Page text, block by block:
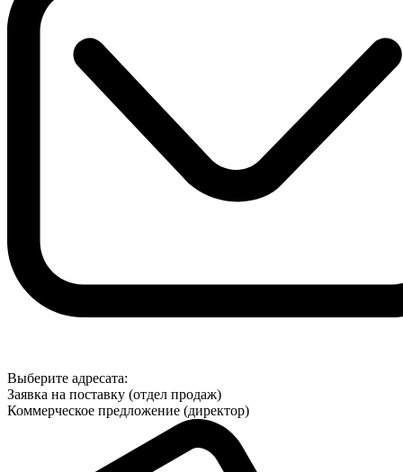
Выберите адресата:
Заявка на поставку (отдел продаж)
Коммерческое предложение (директор)